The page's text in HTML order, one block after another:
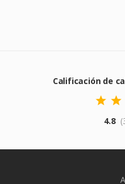
Calificación de
4.8